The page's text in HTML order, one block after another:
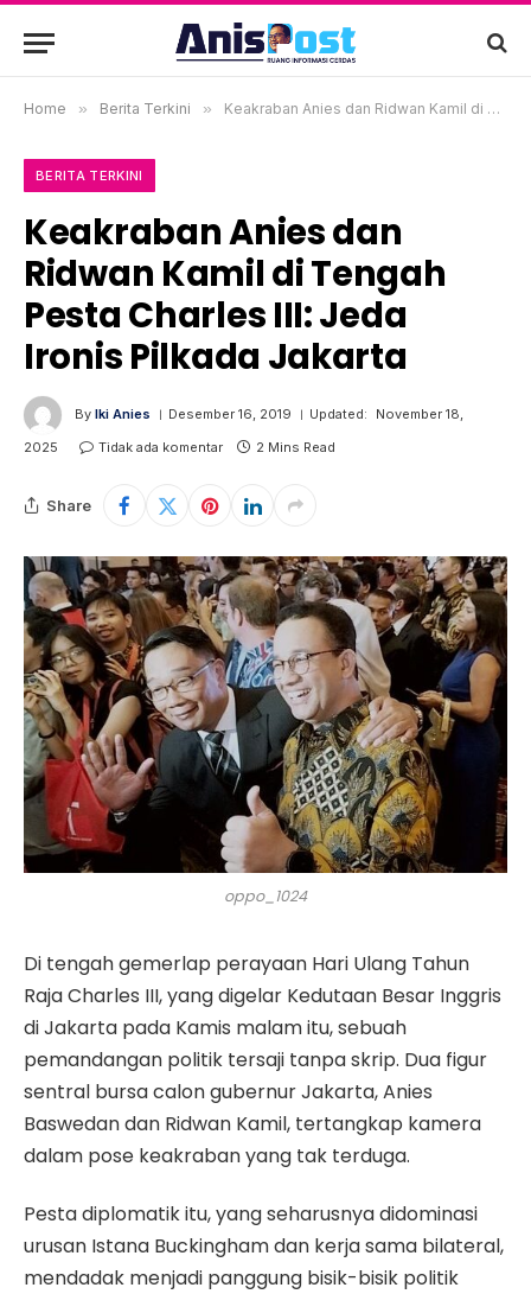
Home » Berita Terkini » Keakraban Anies dan Ridwan Kamil di Tengah Pesta Charles III: Jeda Ironis Pilkada Jakarta
BERITA TERKINI
Keakraban Anies dan
Ridwan Kamil di Tengah
Pesta Charles III: Jeda
Ironis Pilkada Jakarta
By Iki Anies Desember 16, 2019 Updated:
November 18,
2025
Tidak ada komentar 2 Mins Read
Share
oppo_1024
Di tengah gemerlap perayaan Hari Ulang Tahun
Raja Charles III, yang digelar Kedutaan Besar Inggris
di Jakarta pada Kamis malam itu, sebuah
pemandangan politik tersaji tanpa skrip. Dua figur
sentral bursa calon gubernur Jakarta, Anies
Baswedan dan Ridwan Kamil, tertangkap kamera
dalam pose keakraban yang tak terduga.
Pesta diplomatik itu, yang seharusnya didominasi
urusan Istana Buckingham dan kerja sama bilateral,
mendadak menjadi panggung bisik-bisik politik